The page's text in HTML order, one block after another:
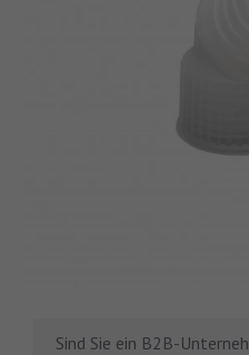
Sind Sie ein B2B-